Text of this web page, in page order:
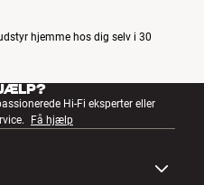
hjemme hos dig selv i 30
Hi-Fi eksperter eller
Få hjælp